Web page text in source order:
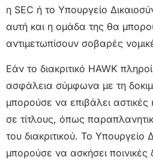
η SEC ή το Υπουργείο
αυτή και η ομάδα της θα
αντιμετωπίσουν σοβαρές
Εάν το διακριτικό HAWK
ασφάλεια σύμφωνα με τη
μπορούσε να επιβάλει αστικές
σε τίτλους, όπως
του διακριτικού. Το Υπουργείο
μπορούσε να ασκήσει